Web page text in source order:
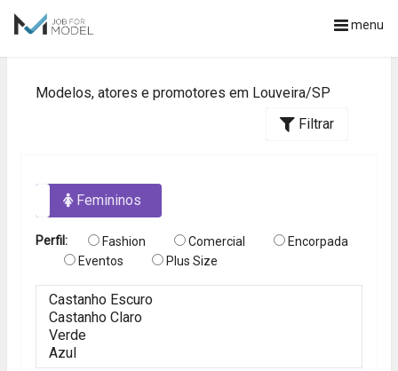
menu
Modelos, atores e promotores em Louveira/SP
Filtrar
Femininos
Perfil: Fashion Comercial
Encorpada
Eventos
Plus Size